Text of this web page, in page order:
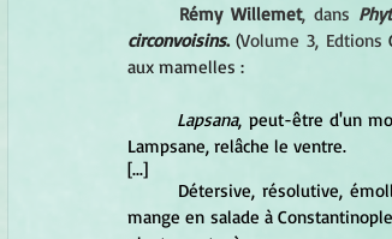
Rémy Willemet, dans
circonvoisins. (Volume 3, Edtions
aux mamelles :
Lapsana, peut-être d'un
Lampsane, relâche le ventre.
[...]
mange en salade à